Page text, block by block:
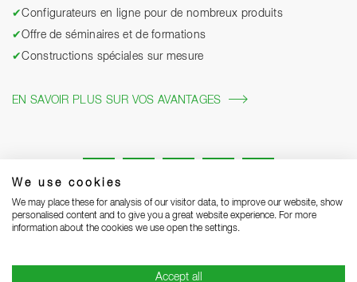
We use cookies
We may place these for analysis of our visitor data, to improve our website, show
personalised content and to give you a great website experience. For more
information about the cookies we use open the settings.
Accept all
✔Configurateurs en ligne pour de nombreux produits
✔Offre de séminaires et de formations
✔Constructions spéciales sur mesure
EN SAVOIR PLUS SUR VOS AVANTAGES
Mentions légales Protection des données Grounding Page